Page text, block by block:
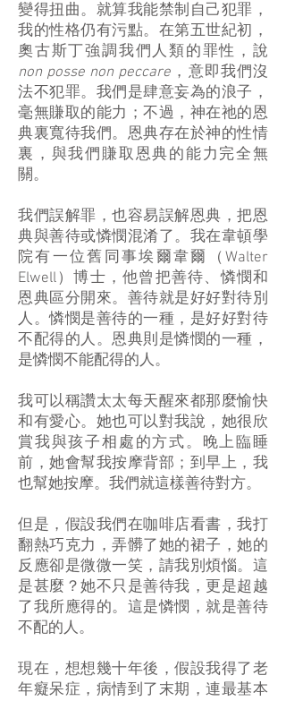
變得扭曲。就算我能禁制自己犯罪，
我的性格仍有污點。在第五世紀初，
奧古斯丁強調我們人類的罪性，說
non posse non peccare ，意即我們沒
法不犯罪。我們是肆意妄為的浪子，
毫無賺取的能力；不過，神在祂的恩
典裏寬待我們。恩典存在於神的性情
裏，與我們賺取恩典的能力完全無
關。
我們誤解罪，也容易誤解恩典，把恩
典與善待或憐憫混淆了。我在韋頓學
院有一位舊同事埃爾韋爾（Walter
Elwell）博士，他曾把善待、憐憫和
恩典區分開來。善待就是好好對待別
人。憐憫是善待的一種，是好好對待
不配得的人。恩典則是憐憫的一種，
是憐憫不能配得的人。
我可以稱讚太太每天醒來都那麼愉快
和有愛心。她也可以對我說，她很欣
賞我與孩子相處的方式。晚上臨睡
前，她會幫我按摩背部；到早上，我
也幫她按摩。我們就這樣善待對方。
但是，假設我們在咖啡店看書，我打
翻熱巧克力，弄髒了她的裙子，她的
反應卻是微微一笑，請我別煩惱。這
是甚麼？她不只是善待我，更是超越
了我所應得的。這是憐憫，就是善待
不配的人。
現在，想想幾十年後，假設我得了老
年癡呆症，病情到了末期，連最基本